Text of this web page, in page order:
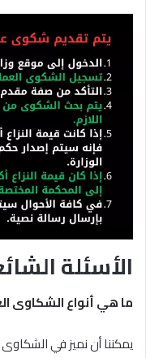
الأسئلة
ما هي أنواع الشكاوى
يمكننا أن نميز في الشكاوى